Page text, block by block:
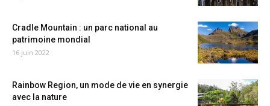
Cradle Mountain : un parc national au
patrimoine mondial
16 juin 2022
Rainbow Region, un mode de vie en synergie
avec la nature